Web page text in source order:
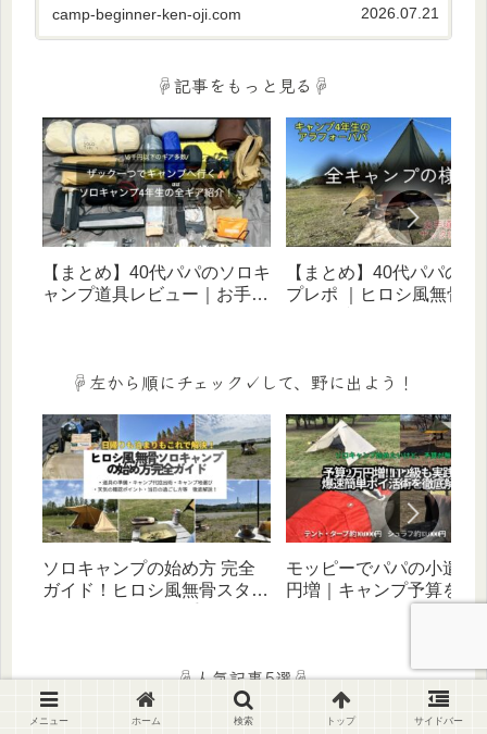
末、男のロマン溢れる秘密基地で日々の疲れを
camp-beginner-ken-oji.com 2026.07.21
☟記事をもっと見る☟
【まとめ】40代パパのソロキ
ャンプ道具レビュー｜お手頃
【まとめ】40代パパのキ
プレポ ｜ヒロシ風無骨ス
☟左から順にチェック✓して、野に出よう！
ソロキャンプの始め方 完全
ガイド！ヒロシ風無骨スタイ
モッピーでパパの小遣い
円増｜キャンプ予算を増
☟人気記事5選☟
メニュー ホーム 検索 トップ サイドバー